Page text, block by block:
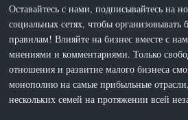
Оставайтесь с нами, подписывайтесь на
социальных сетях, чтобы организовывать
правилам! Влияйте на бизнес вместе с
мнениями и комментариями. Только
отношения и развитие малого бизнеса
монополию на самые прибыльные
нескольких семей на протяжении всей